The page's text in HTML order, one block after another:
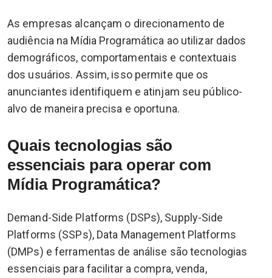
As empresas alcançam o direcionamento de
audiência na Mídia Programática ao utilizar dados
demográficos, comportamentais e contextuais
dos usuários. Assim, isso permite que os
anunciantes identifiquem e atinjam seu público-
alvo de maneira precisa e oportuna.
Quais tecnologias são
essenciais para operar com
Mídia Programática?
Demand-Side Platforms (DSPs), Supply-Side
Platforms (SSPs), Data Management Platforms
(DMPs) e ferramentas de análise são tecnologias
essenciais para facilitar a compra, venda,